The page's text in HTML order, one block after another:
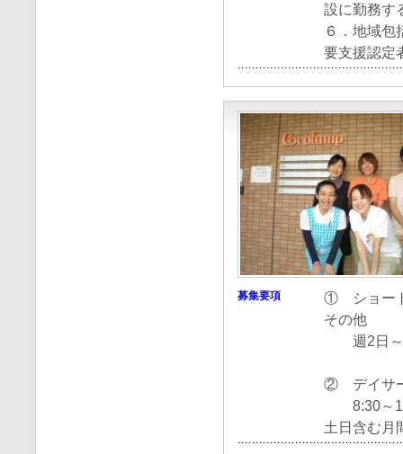
設に勤務す
６．地域包
要支援認定
募集要項
① ショー
その他
週2日～
② デイサ
8:30～
土日含む